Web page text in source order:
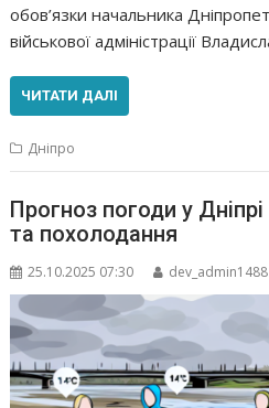
обов’язки начальника
військової адміністрації
ЧИТАТИ ДАЛІ
Дніпро
Прогноз погоди у
та похолодання
25.10.2025 07:30 dev_admin1488